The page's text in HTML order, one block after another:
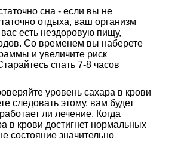
сна - если вы не
отдыха, ваш организм
вас есть нездоровую пищу,
Со временем вы наберете
и увеличите риск
спать 7-8 часов
уровень сахара в крови
следовать этому, вам будет
ли лечение. Когда
в крови достигнет нормальных
состояние значительно